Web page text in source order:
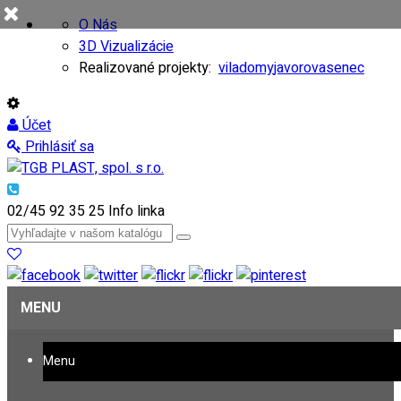
O Nás
3D Vizualizácie
Realizované projekty: viladomyjavorovasenec
Účet
Prihlásiť sa
02/45 92 35 25 Info linka
MENU
Menu